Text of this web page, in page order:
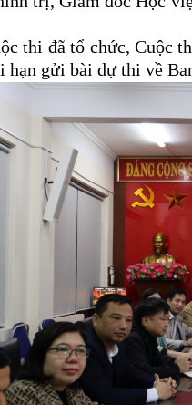
thi đã tổ chức, Cuộc
gửi bài dự thi về